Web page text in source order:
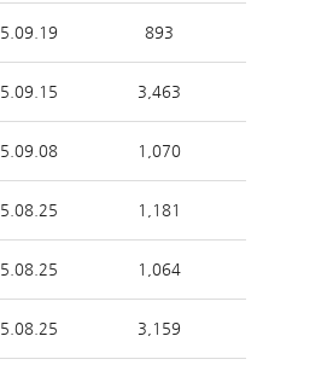
893
3,463
1,070
1,181
1,064
3,159